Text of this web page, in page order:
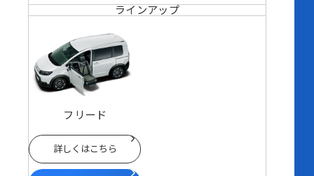
ラインアップ
フリード
詳しくはこちら